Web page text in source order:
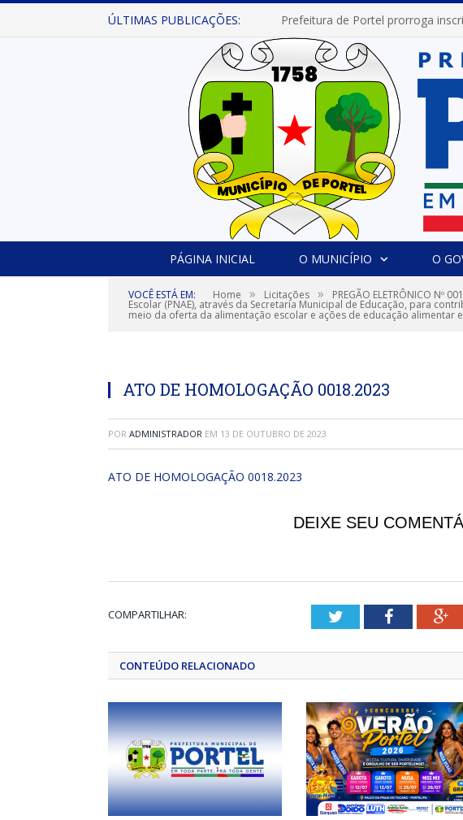
ÚLTIMAS PUBLICAÇÕES:
PÁGINA INICIAL O MUNICÍPIO O
VOCÊ ESTÁ EM: Home » Licitações » PREGÃO ELETRÔNICO
Escolar (PNAE), através da Secretaria Municipal de Educação, para
meio da oferta da alimentação escolar e ações de educação alimentar
ATO DE HOMOLOGAÇÃO 0018.2023
POR ADMINISTRADOR EM 13 DE OUTUBRO DE 2023
ATO DE HOMOLOGAÇÃO 0018.2023
DEIXE SEU
COMPARTILHAR: TwitterFacebook
CONTEÚDO RELACIONADO